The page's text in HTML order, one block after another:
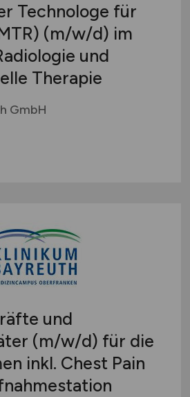
Technologe für
(m/w/d) im
und
Therapie
GmbH
und
(m/w/d) für die
inkl. Chest Pain